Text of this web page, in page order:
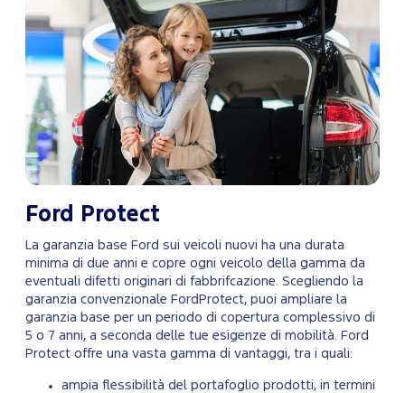
Ford Protect
La garanzia base Ford sui veicoli nuovi ha una durata
minima di due anni e copre ogni veicolo della gamma da
eventuali difetti originari di fabbrifcazione. Scegliendo la
garanzia convenzionale FordProtect, puoi ampliare la
garanzia base per un periodo di copertura complessivo di
5 o 7 anni, a seconda delle tue esigenze di mobilità. Ford
Protect offre una vasta gamma di vantaggi, tra i quali:
ampia flessibilità del portafoglio prodotti, in termini